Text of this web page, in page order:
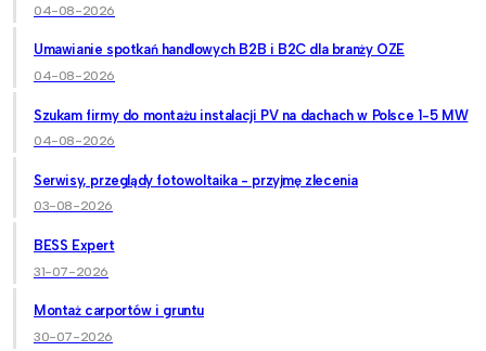
04-08-2026
Umawianie spotkań handlowych B2B i B2C dla branży OZE
04-08-2026
Szukam firmy do montażu instalacji PV na dachach w Polsce 1-5 MW
04-08-2026
Serwisy, przeglądy fotowoltaika - przyjmę zlecenia
03-08-2026
BESS Expert
31-07-2026
Montaż carportów i gruntu
30-07-2026